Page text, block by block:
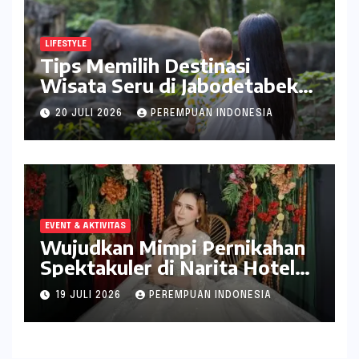
LIFESTYLE
Tips Memilih Destinasi
Wisata Seru di Jabodetabek
ala inDrive
20 JULI 2026 PEREMPUAN INDONESIA
EVENT & AKTIVITAS
Wujudkan Mimpi Pernikahan
Spektakuler di Narita Hotel
Surabaya
19 JULI 2026 PEREMPUAN INDONESIA